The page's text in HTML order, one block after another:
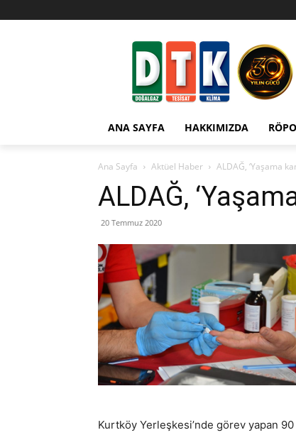
ANA SAYFA HAKKIMIZDA
Ana Sayfa Aktüel Haber ALDAĞ, ‘Yaşama
ALDAĞ,
20 Temmuz 2020
Kurtköy Yerleşkesi’nde görev yapan 90